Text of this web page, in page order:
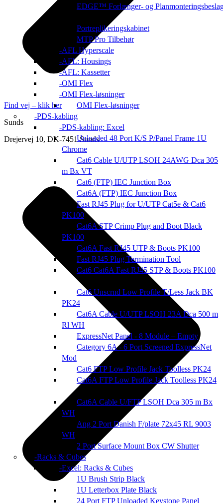
EDGE™ Forlænger- og
Portreplikeringskabinet
MTP Pro Tilbehør
AFL Hyperscale
AFL: Housings
AFL: Kassetter
OMI Flex
OMI Flex-løsninger
OMI Flex-løsninger
PDS-kabling
PDS-kabling: Excel
Unloaded 48 Port K/S P/Panel Frame 1U
Chrome
Cat6 Cable U/UTP LSOH 24AWG Dca 305
m Bx VT
Cat6 (FTP) IEC Junction Box
Cat6A (FTP) IEC Junction Box
Fast RJ45 Plug for U/UTP Cat5e & Cat6
PK100
Cat6A STP Crimp Plug and Boot Black
PK100
Cat6A Fast RJ45 UTP & Boots PK100
Fast RJ45 Plug Termination Tool
Cat6 Cat6A Fast RJ45 STP & Boots PK100
Cat6 Unscrnd Low Profile T/Less Jack BK
PK24
Cat6A Cable U/UTP LSOH 23A Dca 500 m
Rl WH
ExpressNet Panel - 8 Module – Empty
Category 6A - 6 Port Screened ExpressNet
Mod
Cat6 FTP Low Profile Jack Toolless PK24
Cat6A FTP Low Profile Jack Toolless PK24
Cat6A Cable U/FTP LSOH Dca 305 m Bx
WH
Ang 2 Port Danish F/plate 72x45 RL 9003
WH
2 Port Surface Mount Box CW Shutter
Racks & Cubes
Excel: Racks & Cubes
1U Brush Strip Black
1U Letterbox Plate Black
24 Port FTP Unloaded Keystone Panel
Find vej – klik her
Sunds
Drejervej 10, DK-7451 Sunds